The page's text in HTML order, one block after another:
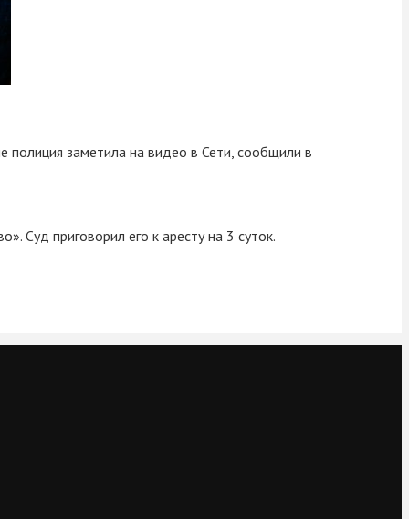
полиция заметила на видео в Сети, сообщили в
Суд приговорил его к аресту на 3 суток.